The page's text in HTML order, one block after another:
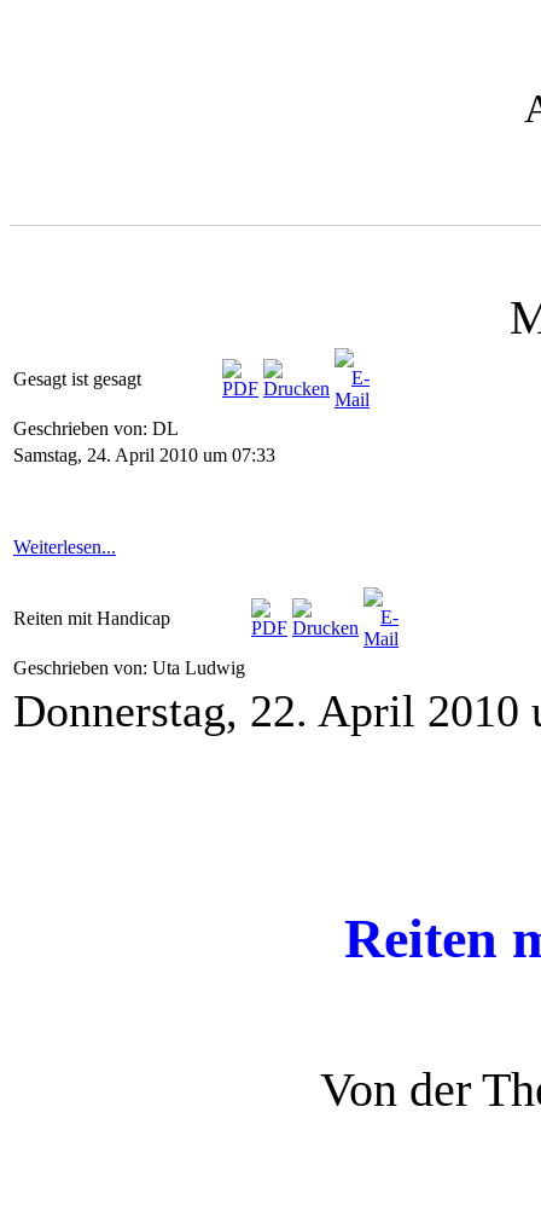
Gesagt ist gesagt
Geschrieben von: DL
Samstag, 24. April 2010 um 07:33
Weiterlesen...
Reiten mit Handicap
Geschrieben von: Uta Ludwig
Donnerstag, 22. April 2010
Reiten
Von der